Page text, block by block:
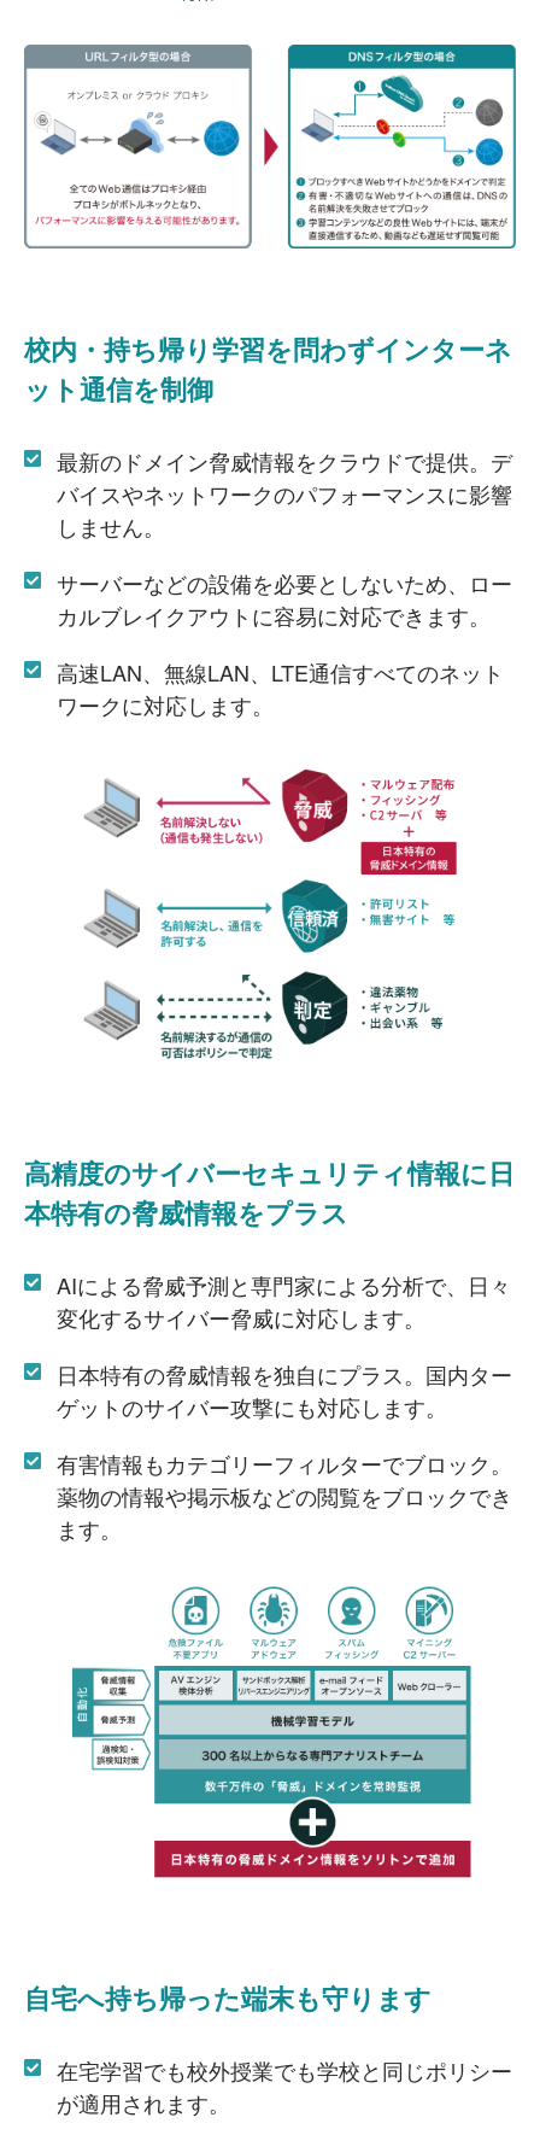
校内・持ち帰り学習を問わずインターネ
ット通信を制御
最新のドメイン脅威情報をクラウドで提供。デ
バイスやネットワークのパフォーマンスに影響
しません。
サーバーなどの設備を必要としないため、ロー
カルブレイクアウトに容易に対応できます。
高速LAN、無線LAN、LTE通信すべてのネット
ワークに対応します。
高精度のサイバーセキュリティ情報に日
本特有の脅威情報をプラス
AIによる脅威予測と専門家による分析で、日々
変化するサイバー脅威に対応します。
日本特有の脅威情報を独自にプラス。国内ター
ゲットのサイバー攻撃にも対応します。
有害情報もカテゴリーフィルターでブロック。
薬物の情報や掲示板などの閲覧をブロックでき
ます。
自宅へ持ち帰った端末も守ります
在宅学習でも校外授業でも学校と同じポリシー
が適用されます。